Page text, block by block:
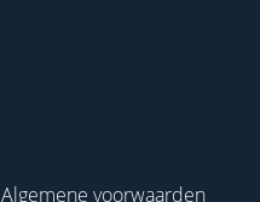
Algemene voorwaarden